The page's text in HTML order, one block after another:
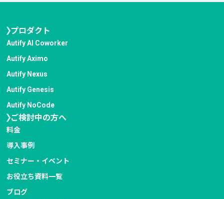
プロダクト
Autify AI Coworker
Autify Aximo
Autify Nexus
Autify Genesis
Autify NoCode
ご検討中の方へ
料金
導入事例
セミナー・イベント
お役立ち資料一覧
ブログ